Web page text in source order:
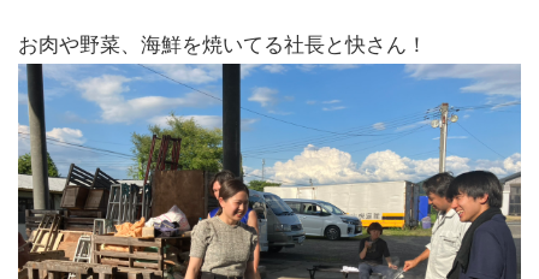
お肉や野菜、海鮮を焼いてる社長と快さん！